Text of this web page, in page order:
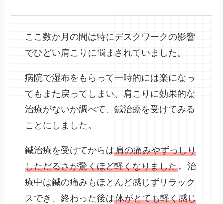
ここ数か月の間は特にデスクワークの影響
でひどい肩こりに悩まされていました。
病院で湿布をもらって一時的には楽になっ
てもまた戻ってしまい、肩こりに効果的な
治療がないか調べて、鍼治療を受けてみる
ことにしました。
鍼治療を受けてからは肩の痛みやずっしり
しただるさが驚くほど軽くなりました。治
療中は鍼の痛みもほとんど感じずリラック
スでき、終わった後は体がとても軽く感じ